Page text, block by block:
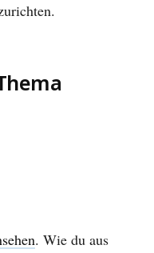
. Wie du aus